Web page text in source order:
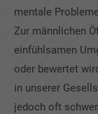
mentale
Zur männlichen
einfühlsamen
oder bewertet
in unserer
jedoch oft